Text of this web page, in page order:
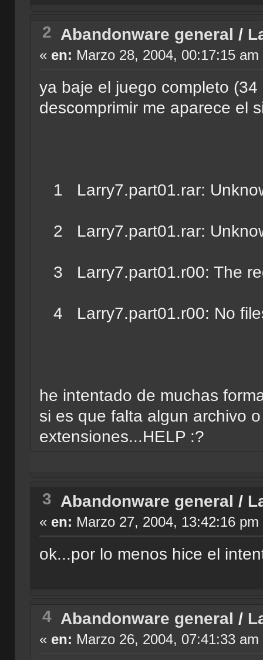
2 Abandonware general /
« en: Marzo 28, 2004, 00:17:15 am
ya baje el juego completo
descomprimir me aparece el
1 Larry7.part01.rar:
2 Larry7.part01.rar:
3 Larry7.part01.r00: The
4 Larry7.part01.r00: No
he intentado de muchas
si es que falta algun archivo
extensiones...HELP :?
3 Abandonware general /
« en: Marzo 27, 2004, 13:42:16 pm
ok...por lo menos hice el
4 Abandonware general /
« en: Marzo 26, 2004, 07:41:33 am